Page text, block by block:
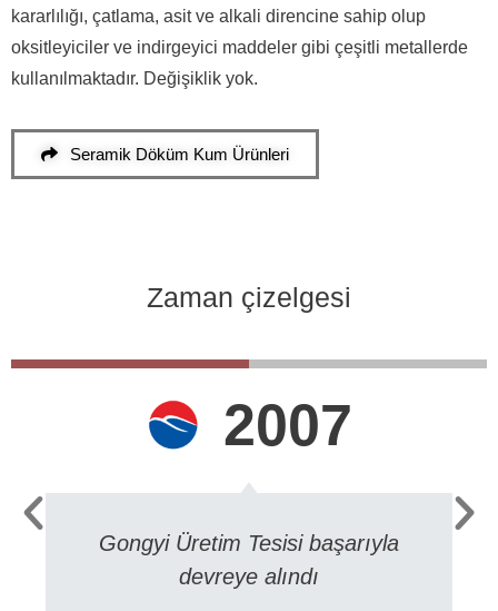
kararlılığı, çatlama, asit ve alkali direncine sahip olup
oksitleyiciler ve indirgeyici maddeler gibi çeşitli metallerde
kullanılmaktadır. Değişiklik yok.
Seramik Döküm Kum Ürünleri
Zaman çizelgesi
Gongyi Üretim Tesisi başarıyla
devreye alındı
2007